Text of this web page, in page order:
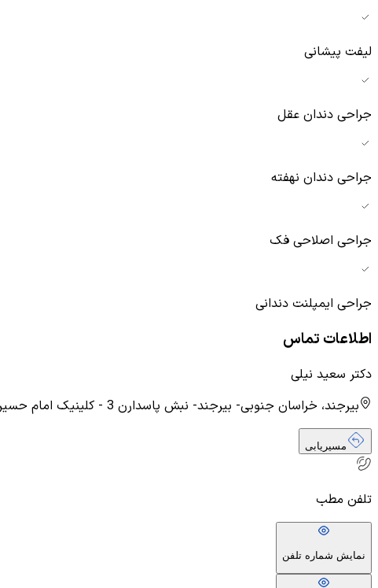
لیفت پیشانی
جراحی دندان عقل
جراحی دندان نهفته
جراحی اصلاحی فک
جراحی ایمپلنت دندانی
اطلاعات تماس
دکتر سعید نیلی
بیرجند، خراسان جنوبی- بیرجند- نبش پاسدارن 3 - کلینیک امام حسین
مسیریابی
تلفن مطب
نمایش شماره تلفن